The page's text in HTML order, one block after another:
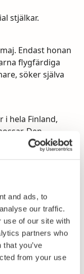
and ads, to
our traffic.
use of our site with
partners who
you’ve
from your use
stjälkar.
Endast honan
flygfärdiga
söker själva
i hela Finland,
Den
uppgå till
och södra